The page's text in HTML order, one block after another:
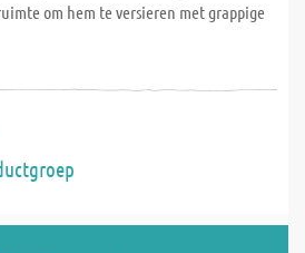
om hem te versieren met grappige